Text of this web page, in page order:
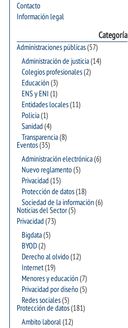
Contacto
Información legal
Categoría
Administraciones públicas(57)
Administración de justicia(14)
Colegios profesionales(2)
Educación(3)
ENS y ENI (1)
Entidades locales(11)
Policia(1)
Sanidad (4)
Transparencia(8)
Eventos(35)
Administración electrónica(6)
Nuevo reglamento(5)
Privacidad (15)
Protección de datos(18)
Sociedad de la información(6)
Noticias del Sector(5)
Privacidad (73)
Bigdata(5)
BYOD(2)
Derecho al olvido(12)
Internet(19)
Menores y educación(7)
Privacidad por diseño(5)
Redes sociales(5)
Protección de datos(181)
Ambito laboral(12)